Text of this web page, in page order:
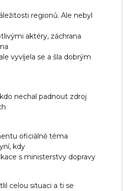
regionů. Ale nebyl
aktéry, záchrana
vyvíjela se a šla dobrým
nechal padnout zdroj
oficiálně téma
kdy
s ministerstvy dopravy
celou situaci a ti se